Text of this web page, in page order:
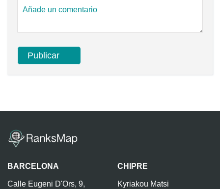
BARCELONA
Calle Eugeni D'Ors, 9,
CHIPRE
Kyriakou Matsi